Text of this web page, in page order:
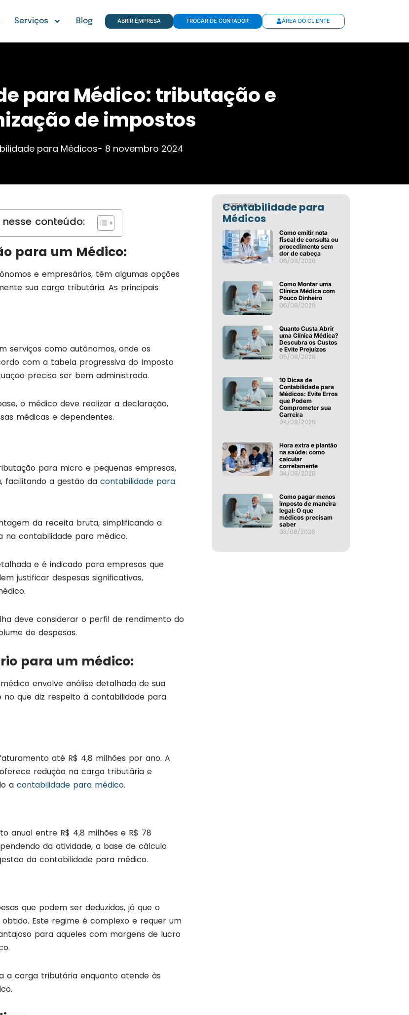
Serviços Blog ABRIR EMPRESA TROCAR DE CONTADOR ÁREA DO CLIENTE
para Médico: tributação e
de impostos
para Médicos- 8 novembro 2024
conteúdo:
para um Médico:
e empresários, têm algumas opções
sua carga tributária. As principais
serviços como autônomos, onde os
com a tabela progressiva do Imposto
precisa ser bem administrada.
o médico deve realizar a declaração,
médicas e dependentes.
para micro e pequenas empresas,
facilitando a gestão da contabilidade para
da receita bruta, simplificando a
na contabilidade para médico.
e é indicado para empresas que
justificar despesas significativas,
deve considerar o perfil de rendimento do
de despesas.
para um médico:
envolve análise detalhada de sua
que diz respeito à contabilidade para
até R$ 4,8 milhões por ano. A
redução na carga tributária e
a contabilidade para médico.
anual entre R$ 4,8 milhões e R$ 78
da atividade, a base de cálculo
da contabilidade para médico.
que podem ser deduzidas, já que o
Este regime é complexo e requer um
para aqueles com margens de lucro
a carga tributária enquanto atende às
CATEGORIA
Contabilidade para
Médicos
Como emitir nota
fiscal de consulta ou
procedimento sem
dor de cabeça
06/08/2026
Como Montar uma
Clínica Médica com
Pouco Dinheiro
06/08/2026
Quanto Custa Abrir
uma Clínica Médica?
Descubra os Custos
e Evite Prejuízos
05/08/2026
10 Dicas de
Contabilidade para
Médicos: Evite Erros
que Podem
Comprometer sua
Carreira
04/08/2026
Hora extra e plantão
na saúde: como
calcular
corretamente
04/08/2026
Como pagar menos
imposto de maneira
legal: O que
médicos precisam
saber
03/08/2026